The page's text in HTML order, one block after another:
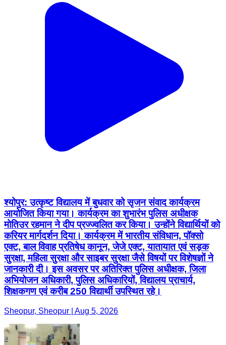
श्योपुर: उत्कृष्ट विद्यालय में बुधवार को सृजन संवाद कार्यक्रम
आयोजित किया गया। कार्यक्रम का शुभारंभ पुलिस अधीक्षक
मोतिउर रहमान ने दीप प्रज्ज्वलित कर किया। उन्होंने विद्यार्थियों को
करियर मार्गदर्शन दिया। कार्यक्रम में भारतीय संविधान, पॉक्सो
एक्ट, बाल विवाह प्रतिषेध कानून, जेजे एक्ट, यातायात एवं सड़क
सुरक्षा, महिला सुरक्षा और साइबर सुरक्षा जैसे विषयों पर विशेषज्ञों ने
जानकारी दी। इस अवसर पर अतिरिक्त पुलिस अधीक्षक, जिला
अभियोजन अधिकारी, पुलिस अधिकारियों, विद्यालय प्राचार्य,
शिक्षकगण एवं करीब 250 विद्यार्थी उपस्थित रहे।
Sheopur, Sheopur | Aug 5, 2026